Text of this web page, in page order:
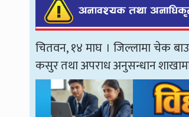
चितवन, १४ माघ । जिल्लामा चेक
कसुर तथा अपराध अनुसन्धान